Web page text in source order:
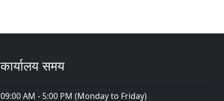
कार्यालय समय
09:00 AM - 5:00 PM (Monday to Friday)